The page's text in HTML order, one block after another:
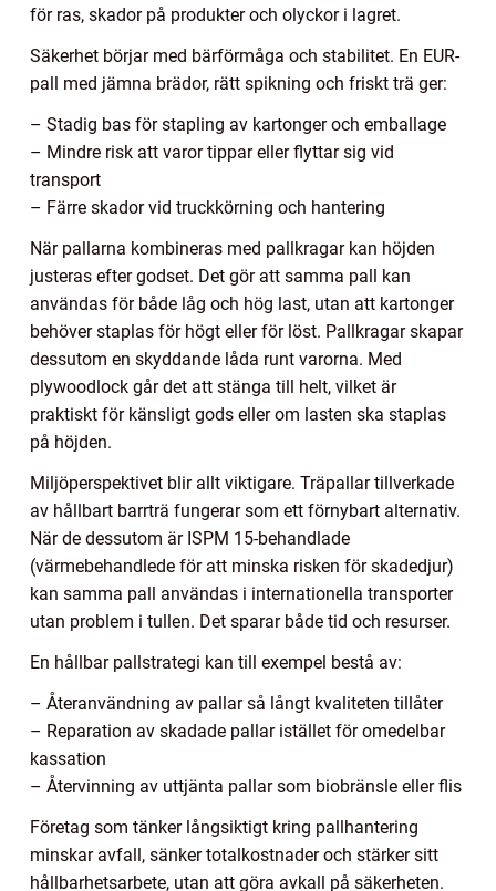
för ras, skador på produkter och olyckor i lagret.
Säkerhet börjar med bärförmåga och stabilitet. En EUR-
pall med jämna brädor, rätt spikning och friskt trä ger:
– Stadig bas för stapling av kartonger och emballage
– Mindre risk att varor tippar eller flyttar sig vid
transport
– Färre skador vid truckkörning och hantering
När pallarna kombineras med pallkragar kan höjden
justeras efter godset. Det gör att samma pall kan
användas för både låg och hög last, utan att kartonger
behöver staplas för högt eller för löst. Pallkragar skapar
dessutom en skyddande låda runt varorna. Med
plywoodlock går det att stänga till helt, vilket är
praktiskt för känsligt gods eller om lasten ska staplas
på höjden.
Miljöperspektivet blir allt viktigare. Träpallar tillverkade
av hållbart barrträ fungerar som ett förnybart alternativ.
När de dessutom är ISPM 15-behandlade
(värmebehandlede för att minska risken för skadedjur)
kan samma pall användas i internationella transporter
utan problem i tullen. Det sparar både tid och resurser.
En hållbar pallstrategi kan till exempel bestå av:
– Återanvändning av pallar så långt kvaliteten tillåter
– Reparation av skadade pallar istället för omedelbar
kassation
– Återvinning av uttjänta pallar som biobränsle eller flis
Företag som tänker långsiktigt kring pallhantering
minskar avfall, sänker totalkostnader och stärker sitt
hållbarhetsarbete, utan att göra avkall på säkerheten.